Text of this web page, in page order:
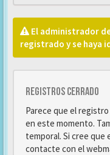
El administrador
registrado y se haya
Registros cerrado
Parece que el
en este momento.
temporal. Si cree
contacte con el